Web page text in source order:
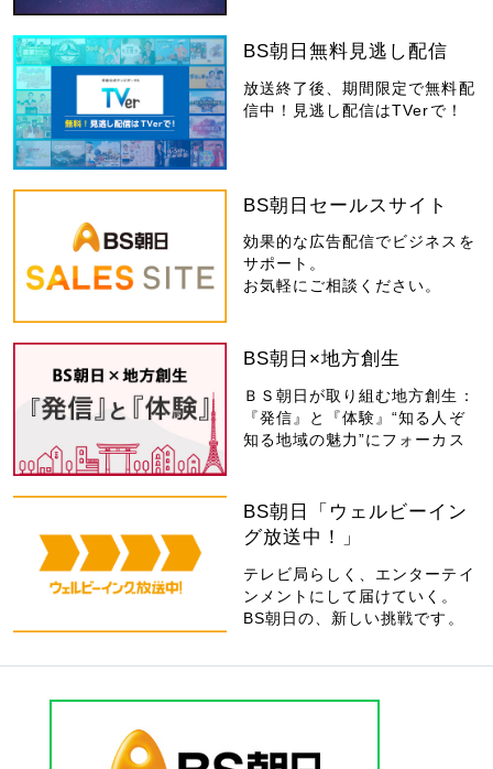
BS朝日無料見逃し配信
放送終了後、期間限定で無料配
信中！見逃し配信はTVerで！
BS朝日セールスサイト
効果的な広告配信でビジネスを
サポート。
お気軽にご相談ください。
BS朝日×地方創生
ＢＳ朝日が取り組む地方創生：
『発信』と『体験』“知る人ぞ
知る地域の魅力”にフォーカス
BS朝日「ウェルビーイン
グ放送中！」
テレビ局らしく、エンターテイ
ンメントにして届けていく。
BS朝日の、新しい挑戦です。